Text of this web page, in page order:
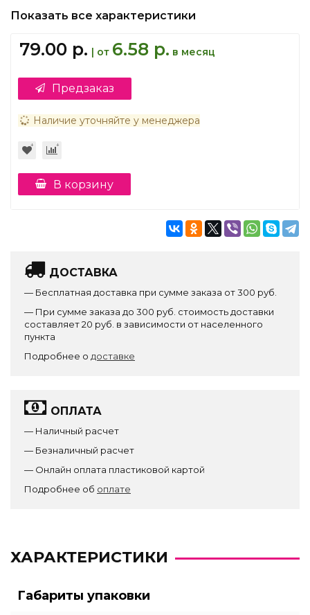
Показать все характеристики
79.00 р. | от 6.58 р. в месяц
Предзаказ
Наличие уточняйте у менеджера
В корзину
ДОСТАВКА
— Бесплатная доставка при сумме заказа от 300 руб.
— При сумме заказа до 300 руб. стоимость доставки
составляет 20 руб. в зависимости от населенного
пункта
Подробнее о доставке
ОПЛАТА
— Наличный расчет
— Безналичный расчет
— Онлайн оплата пластиковой картой
Подробнее об оплате
ХАРАКТЕРИСТИКИ
Габариты упаковки